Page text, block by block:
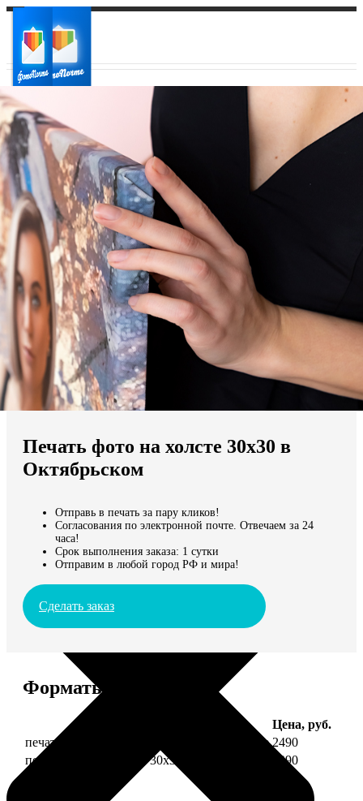
Ваш город:
Ваш регион доставки
Выберите из списка:
Мы доставляем по всему миру
Продолжить без города
Печать фото на холсте 30х30 в
Октябрьском
Отправь в печать за пару кликов!
Согласования по электронной почте. Отвечаем за 24
часа!
Срок выполнения заказа: 1 сутки
Отправим в любой город РФ и мира!
Сделать заказ
Форматы и цены
Цена, руб.
печать фото на холсте 30х30 на подрамнике 2490
печать фото на холсте 30х30 в раме
4990